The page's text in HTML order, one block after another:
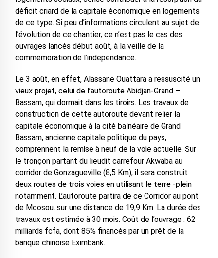
déficit criard de la capitale économique en logements
de ce type. Si peu d’informations circulent au sujet de
l’évolution de ce chantier, ce n’est pas le cas des
ouvrages lancés début août, à la veille de la
commémoration de l’indépendance.
Le 3 août, en effet, Alassane Ouattara a ressuscité un
vieux projet, celui de l’autoroute Abidjan-Grand –
Bassam, qui dormait dans les tiroirs. Les travaux de
construction de cette autoroute devant relier la
capitale économique à la cité balnéaire de Grand
Bassam, ancienne capitale politique du pays,
comprennent la remise à neuf de la voie actuelle. Sur
le tronçon partant du lieudit carrefour Akwaba au
corridor de Gonzagueville (8,5 Km), il sera construit
deux routes de trois voies en utilisant le terre -plein
notamment. L’autoroute partira de ce Corridor au pont
de Moosou, sur une distance de 19,9 Km. La durée des
travaux est estimée à 30 mois. Coût de l’ouvrage : 62
milliards fcfa, dont 85% financés par un prêt de la
banque chinoise Eximbank.